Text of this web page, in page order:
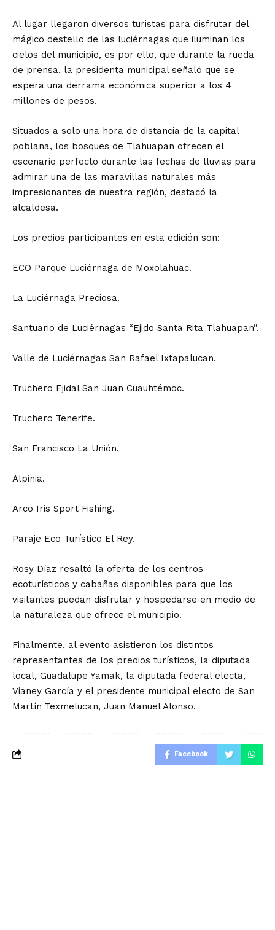
Al lugar llegaron diversos turistas para disfrutar del
mágico destello de las luciérnagas que iluminan los
cielos del municipio, es por ello, que durante la rueda
de prensa, la presidenta municipal señaló que se
espera una derrama económica superior a los 4
millones de pesos.
Situados a solo una hora de distancia de la capital
poblana, los bosques de Tlahuapan ofrecen el
escenario perfecto durante las fechas de lluvias para
admirar una de las maravillas naturales más
impresionantes de nuestra región, destacó la
alcaldesa.
Los predios participantes en esta edición son:
ECO Parque Luciérnaga de Moxolahuac.
La Luciérnaga Preciosa.
Santuario de Luciérnagas “Ejido Santa Rita Tlahuapan”.
Valle de Luciérnagas San Rafael Ixtapalucan.
Truchero Ejidal San Juan Cuauhtémoc.
Truchero Tenerife.
San Francisco La Unión.
Alpinia.
Arco Iris Sport Fishing.
Paraje Eco Turístico El Rey.
Rosy Díaz resaltó la oferta de los centros
ecoturísticos y cabañas disponibles para que los
visitantes puedan disfrutar y hospedarse en medio de
la naturaleza que ofrece el municipio.
Finalmente, al evento asistieron los distintos
representantes de los predios turísticos, la diputada
local, Guadalupe Yamak, la diputada federal electa,
Vianey García y el presidente municipal electo de San
Martín Texmelucan, Juan Manuel Alonso.
Facebook